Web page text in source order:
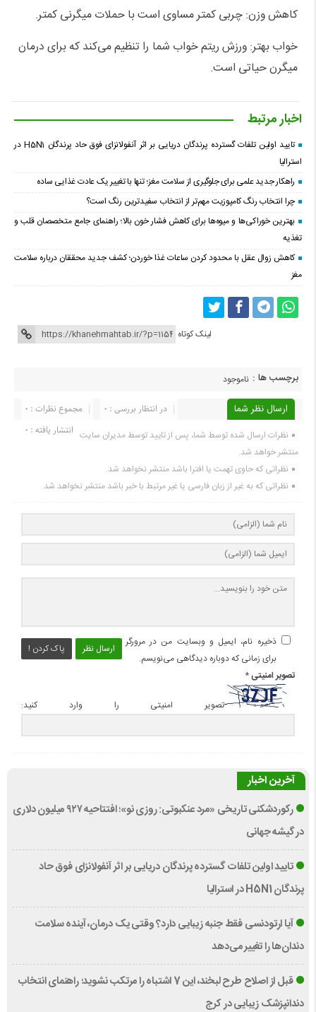
کاهش وزن: چربی کمتر مساوی است با حملات میگرنی کمتر.
خواب بهتر: ورزش ریتم خواب شما را تنظیم می‌کند که برای درمان
میگرن حیاتی است.
اخبار مرتبط
تایید اولین تلفات گسترده پرندگان دریایی بر اثر آنفولانزای فوق حاد پرندگان H5N1 در
استرالیا
راهکار جدید علمی برای جلوگیری از سلامت مغز؛ تنها با تغییر یک عادت غذایی ساده
چرا انتخاب رنگ کامپوزیت مهم‌تر از انتخاب سفیدترین رنگ است؟
بهترین خوراکی‌ها و میوه‌ها برای کاهش فشار خون بالا؛ راهنمای جامع متخصصان قلب و
تغذیه
کاهش زوال عقل با محدود کردن ساعات غذا خوردن؛ کشف جدید محققان درباره سلامت
مغز
لینک کوتاه
برچسب ها : ناموجود
ارسال نظر شما مجموع نظرات : 0
در انتظار بررسی : 0
انتشار یافته : 0 نظرات ارسال شده توسط شما، پس از تایید توسط مدیران سایت
منتشر خواهد شد.
نظراتی که حاوی تهمت یا افترا باشد منتشر نخواهد شد.
نظراتی که به غیر از زبان فارسی یا غیر مرتبط با خبر باشد منتشر نخواهد شد.
ارسال نظر پاک کردن !
ذخیره نام، ایمیل و وبسایت من در مرورگر
برای زمانی که دوباره دیدگاهی می‌نویسم.
تصویر امنیتی*
تصویر امنیتی را وارد کنید:
آخرین اخبار
رکوردشکنی تاریخی «مرد عنکبوتی: روزی نو»؛ افتتاحیه ۹۲۷ میلیون دلاری
در گیشه جهانی
تایید اولین تلفات گسترده پرندگان دریایی بر اثر آنفولانزای فوق حاد
پرندگان H5N1 در استرالیا
آیا ارتودنسی فقط جنبه زیبایی دارد؟ وقتی یک درمان، آینده سلامت
دندان‌ها را تغییر می‌دهد
قبل از اصلاح طرح لبخند، این 7 اشتباه را مرتکب نشوید؛ راهنمای انتخاب
دندانپزشک زیبایی در کرج